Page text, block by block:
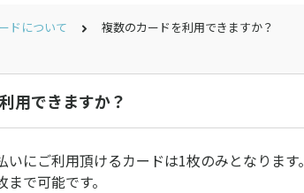
ドについて 複数のカードを利用できますか？
用できますか？
いにご利用頂けるカードは1枚のみとなります。
で可能です。